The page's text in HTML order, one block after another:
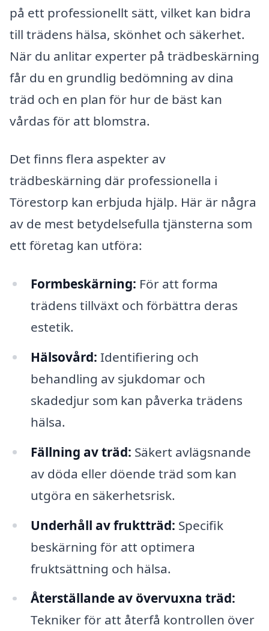
på ett professionellt sätt, vilket kan bidra
till trädens hälsa, skönhet och säkerhet.
När du anlitar experter på trädbeskärning
får du en grundlig bedömning av dina
träd och en plan för hur de bäst kan
vårdas för att blomstra.
Det finns flera aspekter av
trädbeskärning där professionella i
Törestorp kan erbjuda hjälp. Här är några
av de mest betydelsefulla tjänsterna som
ett företag kan utföra:
Formbeskärning: För att forma
trädens tillväxt och förbättra deras
estetik.
Hälsovård: Identifiering och
behandling av sjukdomar och
skadedjur som kan påverka trädens
hälsa.
Fällning av träd: Säkert avlägsnande
av döda eller döende träd som kan
utgöra en säkerhetsrisk.
Underhåll av fruktträd: Specifik
beskärning för att optimera
fruktsättning och hälsa.
Återställande av övervuxna träd:
Tekniker för att återfå kontrollen över